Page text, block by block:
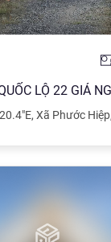
LỘ 22 GIÁ
, Xã Phước Hiệp